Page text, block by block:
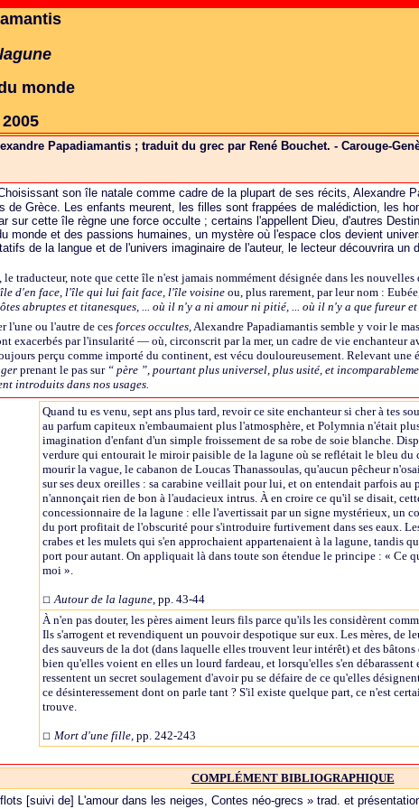
monde
2005
Papadiamantis ; traduit du grec par René Bouchet. - Carouge-
son île natale comme cadre de la plupart de ses récits, Alexandre
de Grèce. Les enfants meurent, les filles sont frappées de malédiction, les
sur cette île règne une force occulte ; certains l'appellent Dieu, d'autres
monde et des passions humaines, un mystère où l'espace clos devient
de la langue et de l'univers imaginaire de l'auteur, le lecteur découvrira un
le traducteur, note que cette île n'est jamais nommément désignée dans les
d'en face, l'île qui lui fait face, l'île voisine ou, plus rarement, par leur nom :
abruptes et titanesques, ... où il n'y a ni amour ni pitié, ... où il n'y a que fureur
l'une ou l'autre de ces forces occultes,Alexandre Papadiamantis semble y voir le
exacerbés par l'insularité — où, circonscrit par la mer, un cadre de vie enchanteur
perçu comme importé du continent, est vécu douloureusement. Relevant
prenant le pas sur “ père ”, pourtant plus universel, plus usité, et
introduits dans nos usages.
Quand tu es venu, sept ans plus tard, revoir ce site enchanteur si cher à tes
au parfum capiteux n'embaumaient plus l'atmosphère, et Polymnia n'était
imagination d'enfant d'un simple froissement de sa robe de soie blanche.
verdure qui entourait le miroir paisible de la lagune où se reflétait le bleu du
mourir la vague, le cabanon de Loucas Thanassoulas, qu'aucun pêcheur
sur ses deux oreilles : sa carabine veillait pour lui, et on entendait parfois
n'annonçait rien de bon à l'audacieux intrus. À en croire ce qu'il se disait,
concessionnaire de la lagune : elle l'avertissait par un signe mystérieux, un
du port profitait de l'obscurité pour s'introduire furtivement dans ses eaux.
crabes et les mulets qui s'en approchaient appartenaient à la lagune, tandis
port pour autant. On appliquait là dans toute son étendue le principe : « Ce
moi ».
☐ Autour de la lagune, pp. 43-44
À n'en pas douter, les pères aiment leurs fils parce qu'ils les considèrent
Ils s'arrogent et revendiquent un pouvoir despotique sur eux. Les mères, de
des sauveurs de la dot (dans laquelle elles trouvent leur intérêt) et des
bien qu'elles voient en elles un lourd fardeau, et lorsqu'elles s'en débarassent
ressentent un secret soulagement d'avoir pu se défaire de ce qu'elles
ce désinteressement dont on parle tant ? S'il existe quelque part, ce n'est
trouve.
☐ Mort d'une fille, pp. 242-243
COMPLÉMENT BIBLIOGRAPHIQUE
[suivi de] L'amour dans les neiges, Contes néo-grecs » trad. et